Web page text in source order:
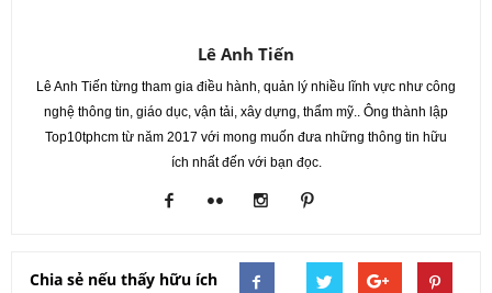
Lê Anh Tiến
Lê Anh Tiến từng tham gia điều hành, quản lý nhiều lĩnh vực như công
nghệ thông tin, giáo dục, vận tải, xây dựng, thẩm mỹ.. Ông thành lập
Top10tphcm từ năm 2017 với mong muốn đưa những thông tin hữu
ích nhất đến với bạn đọc.
Chia sẻ nếu thấy hữu ích